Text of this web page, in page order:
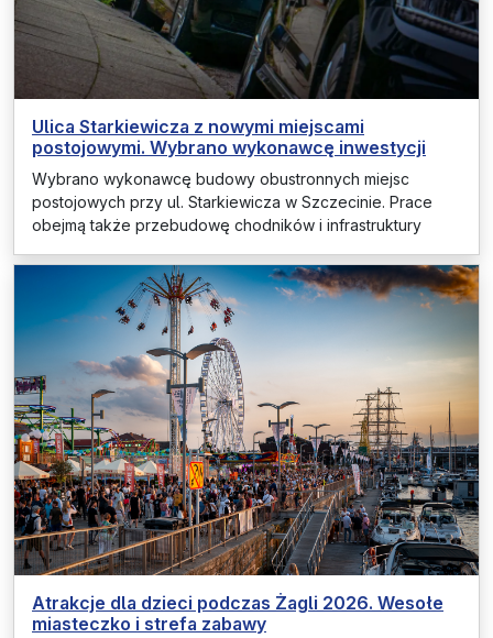
Ulica Starkiewicza z nowymi miejscami
postojowymi. Wybrano wykonawcę inwestycji
Wybrano wykonawcę budowy obustronnych miejsc
postojowych przy ul. Starkiewicza w Szczecinie. Prace
obejmą także przebudowę chodników i infrastruktury
Atrakcje dla dzieci podczas Żagli 2026. Wesołe
miasteczko i strefa zabawy